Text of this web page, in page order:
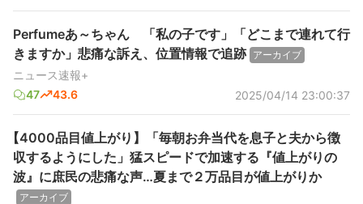
Perfumeあ～ちゃん 「私の子です」「どこまで連れて行
きますか」悲痛な訴え、位置情報で追跡 アーカイブ
ニュース速報+
47
43.6 2025/04/14 23:00:37
【4000品目値上がり】「毎朝お弁当代を息子と夫から徴
収するようにした」猛スピードで加速する『値上がりの
波』に庶民の悲痛な声…夏まで２万品目が値上がりか
アーカイブ